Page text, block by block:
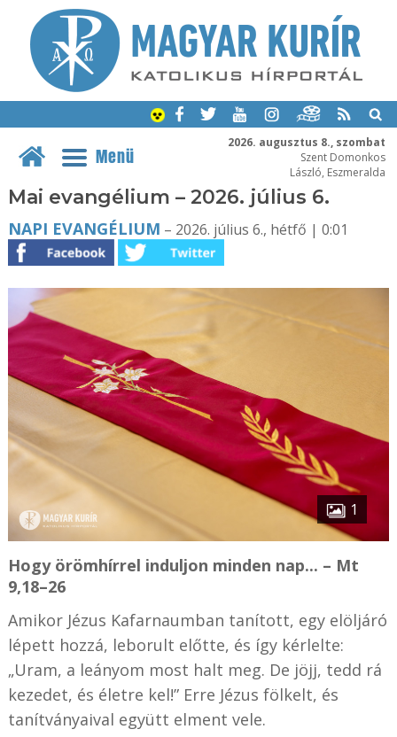
2026. augusztus 8., szombat
Szent Domonkos
László, Eszmeralda
Menü
Mai evangélium – 2026. július 6.
NAPI EVANGÉLIUM – 2026. július 6., hétfő | 0:01
1
Hogy örömhírrel induljon minden nap... – Mt
9,18–26
Amikor Jézus Kafarnaumban tanított, egy elöljáró
lépett hozzá, leborult előtte, és így kérlelte:
„Uram, a leányom most halt meg. De jöjj, tedd rá
kezedet, és életre kel!” Erre Jézus fölkelt, és
tanítványaival együtt elment vele.